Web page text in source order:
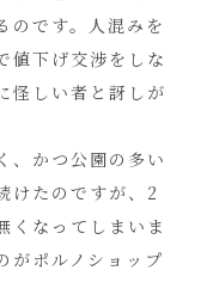
のです。人混みを
値下げ交渉をしな
怪しい者と訝しが
、かつ公園の多い
けたのですが、2
くなってしまいま
がポルノショップ